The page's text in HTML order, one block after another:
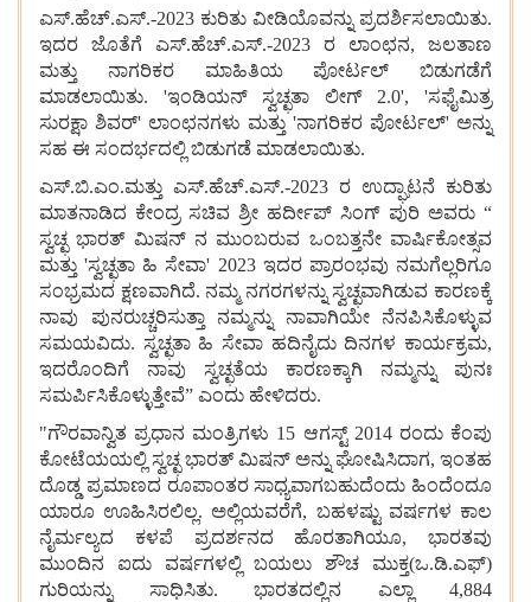
ಎಸ್.ಹೆಚ್.ಎಸ್.-2023 ಕುರಿತು ವೀಡಿಯೊವನ್ನು ಪ್ರದರ್ಶಿಸಲಾಯಿತು.
ಇದರ ಜೊತೆಗೆ ಎಸ್.ಹೆಚ್.ಎಸ್.-2023 ರ ಲಾಂಛನ, ಜಲತಾಣ
ಮತ್ತು ನಾಗರಿಕರ ಮಾಹಿತಿಯ ಪೋರ್ಟಲ್ ಬಿಡುಗಡೆಗೆ
ಮಾಡಲಾಯಿತು. 'ಇಂಡಿಯನ್ ಸ್ವಚ್ಛತಾ ಲೀಗ್ 2.0', 'ಸಫೈಮಿತ್ರ
ಸುರಕ್ಷಾ ಶಿವರ್' ಲಾಂಛನಗಳು ಮತ್ತು 'ನಾಗರಿಕರ ಪೋರ್ಟಲ್' ಅನ್ನು
ಸಹ ಈ ಸಂದರ್ಭದಲ್ಲಿ ಬಿಡುಗಡೆ ಮಾಡಲಾಯಿತು.
ಎಸ್.ಬಿ.ಎಂ.ಮತ್ತು ಎಸ್.ಹೆಚ್.ಎಸ್.-2023 ರ ಉದ್ಘಾಟನೆ ಕುರಿತು
ಮಾತನಾಡಿದ ಕೇಂದ್ರ ಸಚಿವ ಶ್ರೀ ಹರ್ದೀಪ್ ಸಿಂಗ್ ಪುರಿ ಅವರು “
ಸ್ವಚ್ಛ ಭಾರತ್ ಮಿಷನ್‌ ನ ಮುಂಬರುವ ಒಂಬತ್ತನೇ ವಾರ್ಷಿಕೋತ್ಸವ
ಮತ್ತು 'ಸ್ವಚ್ಛತಾ ಹಿ ಸೇವಾ' 2023 ಇದರ ಪ್ರಾರಂಭವು ನಮಗೆಲ್ಲರಿಗೂ
ಸಂಭ್ರಮದ ಕ್ಷಣವಾಗಿದೆ. ನಮ್ಮ ನಗರಗಳನ್ನು ಸ್ವಚ್ಛವಾಗಿಡುವ ಕಾರಣಕ್ಕೆ
ನಾವು ಪುನರುಚ್ಚರಿಸುತ್ತಾ ನಮ್ಮನ್ನು ನಾವಾಗಿಯೇ ನೆನಪಿಸಿಕೊಳ್ಳುವ
ಸಮಯವಿದು. ಸ್ವಚ್ಛತಾ ಹಿ ಸೇವಾ ಹದಿನೈದು ದಿನಗಳ ಕಾರ್ಯಕ್ರಮ,
ಇದರೊಂದಿಗೆ ನಾವು ಸ್ವಚ್ಛತೆಯ ಕಾರಣಕ್ಕಾಗಿ ನಮ್ಮನ್ನು ಪುನಃ
ಸಮರ್ಪಿಸಿಕೊಳ್ಳುತ್ತೇವೆ” ಎಂದು ಹೇಳಿದರು.
"ಗೌರವಾನ್ವಿತ ಪ್ರಧಾನ ಮಂತ್ರಿಗಳು 15 ಆಗಸ್ಟ್ 2014 ರಂದು ಕೆಂಪು
ಕೋಟೆಯಯಲ್ಲಿ ಸ್ವಚ್ಛ ಭಾರತ್ ಮಿಷನ್ ಅನ್ನು ಘೋಷಿಸಿದಾಗ, ಇಂತಹ
ದೊಡ್ಡ ಪ್ರಮಾಣದ ರೂಪಾಂತರ ಸಾಧ್ಯವಾಗಬಹುದೆಂದು ಹಿಂದೆಂದೂ
ಯಾರೂ ಊಹಿಸಿರಲಿಲ್ಲ. ಅಲ್ಲಿಯವರೆಗೆ, ಬಹಳಷ್ಟು ವರ್ಷಗಳ ಕಾಲ
ನೈರ್ಮಲ್ಯದ ಕಳಪೆ ಪ್ರದರ್ಶನದ ಹೊರತಾಗಿಯೂ, ಭಾರತವು
ಮುಂದಿನ ಐದು ವರ್ಷಗಳಲ್ಲಿ ಬಯಲು ಶೌಚ ಮುಕ್ತ(ಒ.ಡಿ.ಎಫ್)
ಗುರಿಯನ್ನು ಸಾಧಿಸಿತು. ಭಾರತದಲ್ಲಿನ ಎಲ್ಲಾ 4,884